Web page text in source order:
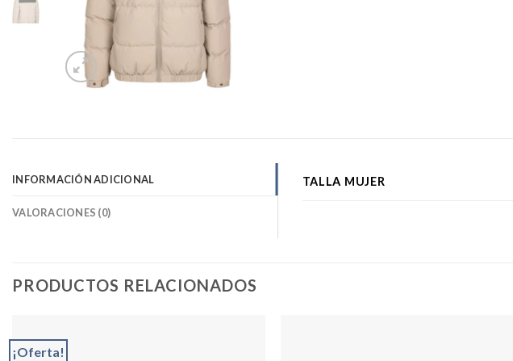
INFORMACIÓN ADICIONAL
VALORACIONES (0)
TALLA MUJER
PRODUCTOS RELACIONADOS
¡Oferta!